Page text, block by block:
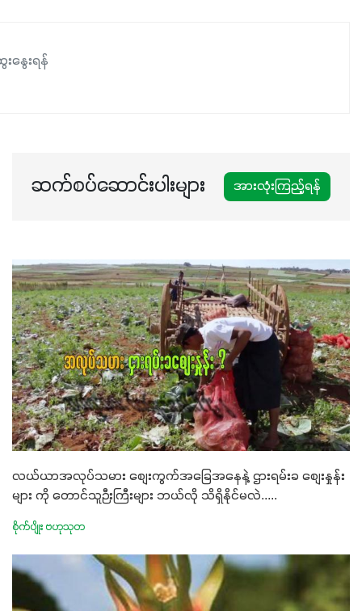
နွေးရန်
ဆက်စပ်ဆောင်းပါးများ အားလုံးကြည့်ရန်
လယ်ယာအလုပ်သမား စျေးကွက်အခြေအနေနဲ့ ဌားရမ်းခ စျေးနှုန်း
များ ကို တောင်သူဉီးကြီးများ ဘယ်လို သိရှိနိုင်မလဲ.....
စိုက်ပျိုး ဗဟုသုတ